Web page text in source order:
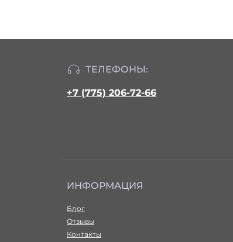
ТЕЛЕФОНЫ:
+7 (775) 206-72-66
ИНФОРМАЦИЯ
Блог
Отзывы
Контакты